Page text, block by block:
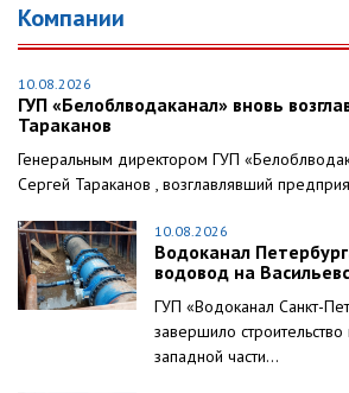
Компании
10.08.2026
ГУП «Белоблводаканал» вновь
Тараканов
Генеральным директором ГУП
Сергей Тараканов , возглавлявший
10.08.2026
Водоканал
водовод на
ГУП «Водоканал Санкт-
завершило
западной части...